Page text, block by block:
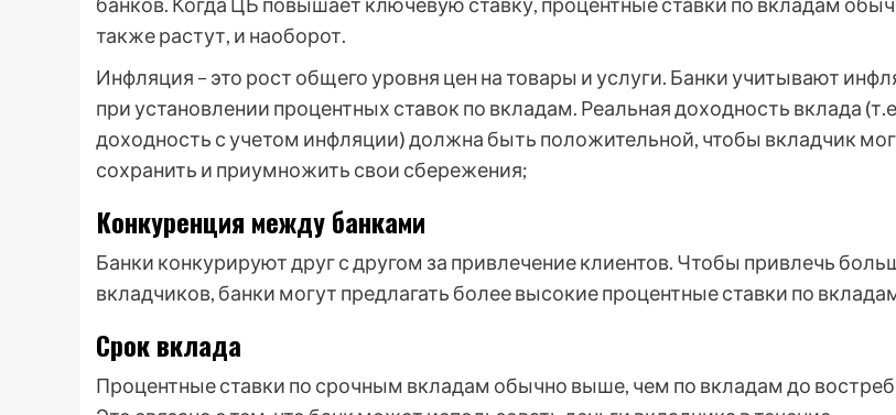
также растут, и наоборот.
Инфляция – это рост общего уровня цен на товары и услуги. Банки учитывают
при установлении процентных ставок по вкладам. Реальная доходность вклада
доходность с учетом инфляции) должна быть положительной, чтобы вкладчик мог
сохранить и приумножить свои сбережения;
Конкуренция между банками
Банки конкурируют друг с другом за привлечение клиентов. Чтобы привлечь
вкладчиков, банки могут предлагать более высокие процентные ставки по
Срок вклада
Процентные ставки по срочным вкладам обычно выше, чем по вкладам до